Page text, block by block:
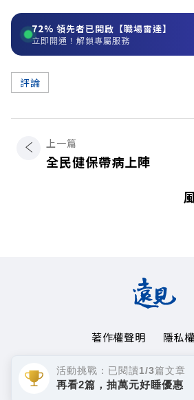
72% 領先者已開啟【職場雷達】
立即開通！解鎖專屬服務
評論
上一篇
全民健保帶病上陣
著作權聲明
隱私
Copyright©
遠見天下文化事業群. All
活動挑戰：已閱讀1/3篇文章
再看2篇，抽萬元好睡優惠